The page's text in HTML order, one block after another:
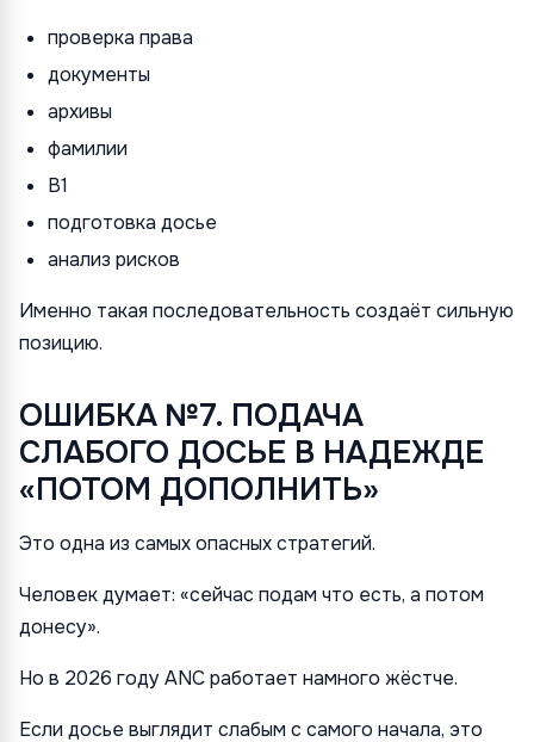
проверка права
документы
архивы
фамилии
B1
подготовка досье
анализ рисков
Именно такая последовательность создаёт сильную
позицию.
ОШИБКА №7. ПОДАЧА
СЛАБОГО ДОСЬЕ В НАДЕЖДЕ
«ПОТОМ ДОПОЛНИТЬ»
Это одна из самых опасных стратегий.
Человек думает: «сейчас подам что есть, а потом
донесу».
Но в 2026 году ANC работает намного жёстче.
Если досье выглядит слабым с самого начала, это